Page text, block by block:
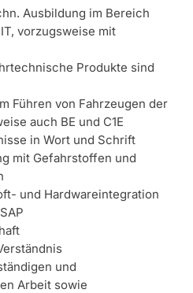
Ausbildung im Bereich
vorzugsweise mit
Produkte sind
Führen von Fahrzeugen der
auch BE und C1E
in Wort und Schrift
mit Gefahrstoffen und
und Hardwareintegration
und
Arbeit sowie